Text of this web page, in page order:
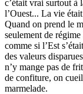
c’était vrai surtout à
l’Ouest... La vie
Quand on prend le
seulement de
comme si l’Est
des valeurs
n’y mange pas de
de confiture, on
marmelade.